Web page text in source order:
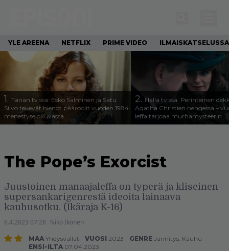
YLE AREENA NETFLIX PRIME VIDEO ILMAISKATSELUSSA
1. Tänän tv:ssä: Esko Salminen ja Satu
Silvo tekevät hienot pääroolit vuoden 1984
menestyselokuvassa
2. Illalla tv:ssä: Perinteinen
Agatha Christien hengessä –
leffa tarjoaa murhamysteerin
The Pope’s Exorcist
Juustoinen manaajaleffa on typerä ja kliseinen
supersankarigenrestä ideoita lainaava
kauhusotku. (Ikäraja K-16)
6.4.2023 07:28 Niko Ikonen
MAA Yhdysvallat VUOSI 2023 GENRE Jännitys Kauhu
ENSI-ILTA 07.04.2023